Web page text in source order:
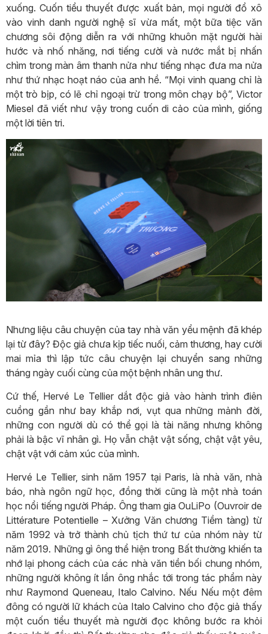
xuống. Cuốn tiểu thuyết được xuất bản, mọi người đổ xô
vào vinh danh người nghệ sĩ vừa mất, một bữa tiệc văn
chương sôi động diễn ra với những khuôn mặt người hài
hước và nhố nhăng, nơi tiếng cười và nước mắt bị nhấn
chìm trong màn âm thanh nửa như tiếng nhạc đưa ma nửa
như thứ nhạc hoạt náo của anh hề. “Mọi vinh quang chỉ là
một trò bịp, có lẽ chỉ ngoại trừ trong môn chạy bộ”, Victor
Miesel đã viết như vậy trong cuốn di cảo của mình, giống
một lời tiên tri.
Nhưng liệu câu chuyện của tay nhà văn yểu mệnh đã khép
lại từ đây? Độc giả chưa kịp tiếc nuối, cảm thương, hay cười
mai mỉa thì lập tức câu chuyện lại chuyển sang những
tháng ngày cuối cùng của một bệnh nhân ung thư.
Cứ thế, Hervé Le Tellier dắt độc giả vào hành trình điên
cuồng gần như bay khắp nơi, vụt qua những mảnh đời,
những con người dù có thể gọi là tài năng nhưng không
phải là bậc vĩ nhân gì. Họ vẫn chật vật sống, chật vật yêu,
chật vật với cảm xúc của mình.
Hervé Le Tellier, sinh năm 1957 tại Paris, là nhà văn, nhà
báo, nhà ngôn ngữ học, đồng thời cũng là một nhà toán
học nổi tiếng người Pháp. Ông tham gia OuLiPo (Ouvroir de
Littérature Potentielle – Xưởng Văn chương Tiềm tàng) từ
năm 1992 và trở thành chủ tịch thứ tư của nhóm này từ
năm 2019. Những gì ông thể hiện trong Bất thường khiến ta
nhớ lại phong cách của các nhà văn tiền bối chung nhóm,
những người không ít lần ông nhắc tới trong tác phẩm này
như Raymond Queneau, Italo Calvino. Nếu Nếu một đêm
đông có người lữ khách của Italo Calvino cho độc giả thấy
một cuốn tiểu thuyết mà người đọc không bước ra khỏi